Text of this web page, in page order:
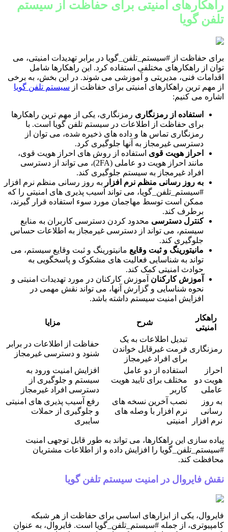
راهکارهای امنیتی برای حفاظت از سیستم
تلفن گویا
برای حفاظت از #سیستم_تلفن_گویا در برابر تهدیدات امنیتی، می
توان از راهکارهای مختلفی استفاده کرد. این راهکارها شامل
اقدامات فنی، مدیریتی و آموزشی می شوند. در این بخش، به برخی
از مهم ترین راهکارهای امنیتی برای حفاظت از سیستم تلفن گویا
اشاره می کنیم:
استفاده از رمزنگاری رمزنگاری، یکی از مهم ترین راهکارها
برای حفاظت از اطلاعات در سیستم تلفن گویا است. با
رمزنگاری تماس ها و داده های ذخیره شده، می توان از
دسترسی غیرمجاز به آنها جلوگیری کرد.
احراز هویت قوی استفاده از روش های احراز هویت قوی،
مانند احراز هویت دو عاملی (2FA)، می تواند از دسترسی
افراد غیرمجاز به سیستم جلوگیری کند.
به روز رسانی منظم نرم افزار به روز رسانی منظم نرم افزار
#سیستم_تلفن_گویا، می تواند آسیب پذیری های امنیتی را که
ممکن است توسط مهاجمان مورد سوء استفاده قرار گیرند،
برطرف کند.
کنترل دسترسی محدود کردن دسترسی کاربران به منابع
سیستم، می تواند از دسترسی غیرمجاز به اطلاعات حساس
جلوگیری کند.
مانیتورینگ و ثبت وقایع مانیتورینگ و ثبت وقایع سیستم، می
تواند به شناسایی فعالیت های مشکوک و پاسخگویی به
حوادث امنیتی کمک کند.
آموزش کارکنان آموزش کارکنان در مورد تهدیدات امنیتی و
نحوه شناسایی و گزارش آنها، می تواند نقش مهمی در
افزایش امنیت سیستم داشته باشد.
راهکار
امنیتی
شرح مزایا
رمزنگاری
تبدیل اطلاعات به یک
فرمت غیرقابل خواندن
برای افراد غیرمجاز
حفاظت از اطلاعات در برابر
شنود و دسترسی غیرمجاز
احراز
هویت دو
عاملی
استفاده از دو عامل
مختلف برای تایید هویت
کاربر
افزایش امنیت ورود به
سیستم و جلوگیری از
دسترسی افراد غیرمجاز
به روز
رسانی
نرم افزار
نصب آخرین نسخه های
نرم افزار با وصله های
امنیتی
رفع آسیب پذیری های امنیتی
و جلوگیری از حملات
سایبری
پیاده سازی این راهکارها، می تواند به طور قابل توجهی امنیت
#سیستم_تلفن_گویا را افزایش داده و از اطلاعات مشتریان
محافظت کند.
نقش فایروال در امنیت سیستم تلفن گویا
فایروال، یکی از ابزارهای اساسی برای حفاظت از هر شبکه
کامپیوتری، از جمله #سیستم_تلفن_گویا است. فایروال، به عنوان